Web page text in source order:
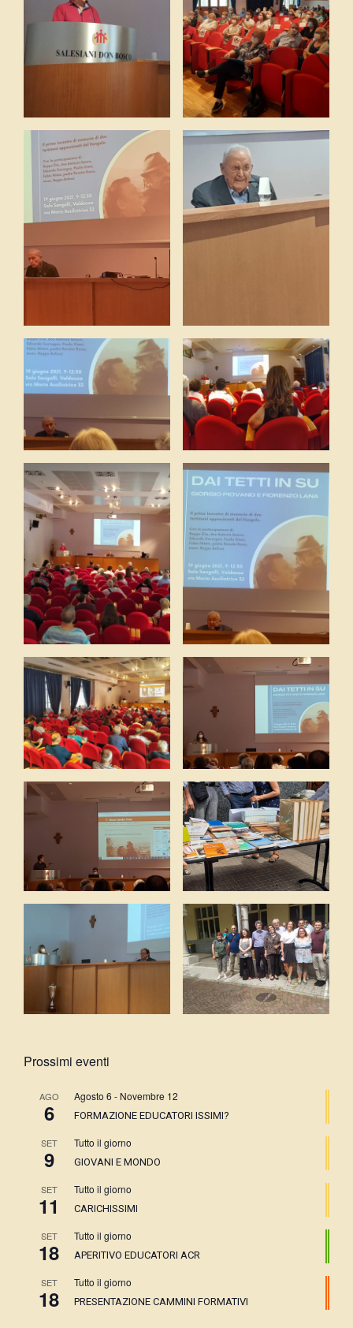
Prossimi eventi
AGO
6
Agosto 6 - Novembre 12
FORMAZIONE EDUCATORI ISSIMI?
SET
9
Tutto il giorno
GIOVANI E MONDO
SET
11
Tutto il giorno
CARICHISSIMI
SET
18
Tutto il giorno
APERITIVO EDUCATORI ACR
SET
18
Tutto il giorno
PRESENTAZIONE CAMMINI FORMATIVI